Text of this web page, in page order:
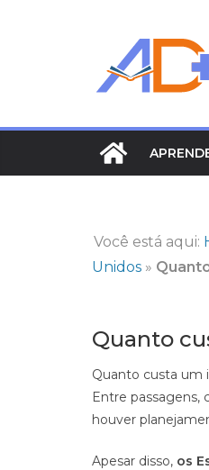
Você está aqui:
Unidos »
Quanto
Quanto custa um
Entre passagens,
houver
Apesar disso, os